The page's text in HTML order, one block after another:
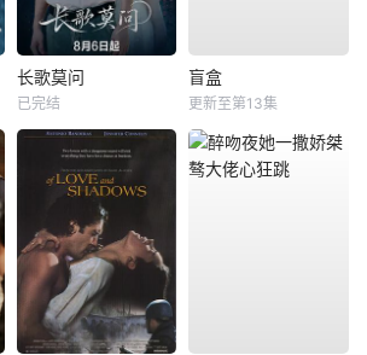
长歌莫问
已完结
盲盒
更新至第13集